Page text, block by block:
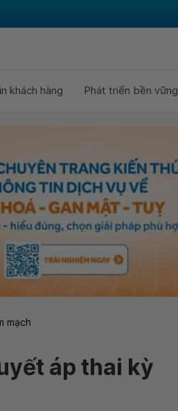
khách hàng Phát triển bền vững
mạch
áp thai kỳ